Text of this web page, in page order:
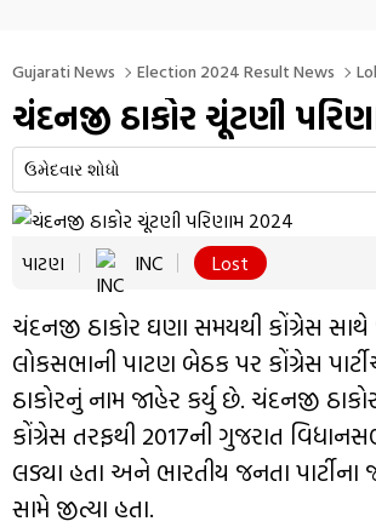
Gujarati News Election 2024 Result News
ચંદનજી ઠાકોર ચૂંટણી
પાટણ INC Lost
ચંદનજી ઠાકોર ઘણા સમયથી કોંગ્રેસ સાથે
લોકસભાની પાટણ બેઠક પર કોંગ્રેસ
ઠાકોરનું નામ જાહેર કર્યુ છે. ચંદનજી ઠાકોર
કોંગ્રેસ તરફથી 2017ની ગુજરાત
લડ્યા હતા અને ભારતીય જનતા પાર્ટીના
સામે જીત્યા હતા.